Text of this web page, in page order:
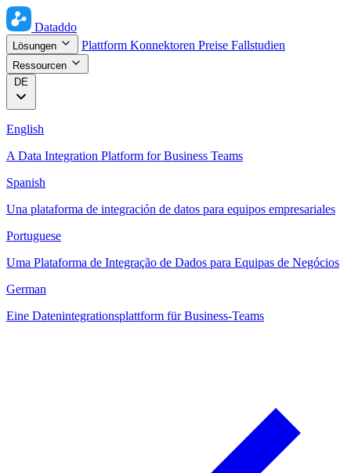
Dataddo
Lösungen Plattform Konnektoren Preise Fallstudien
Ressourcen
DE
English
A Data Integration Platform for Business Teams
Spanish
Una plataforma de integración de datos para equipos empresariales
Portuguese
Uma Plataforma de Integração de Dados para Equipas de Negócios
German
Eine Datenintegrationsplattform für Business-Teams